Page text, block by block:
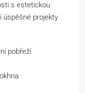
s estetickou
úspěšné projekty
pobřeží